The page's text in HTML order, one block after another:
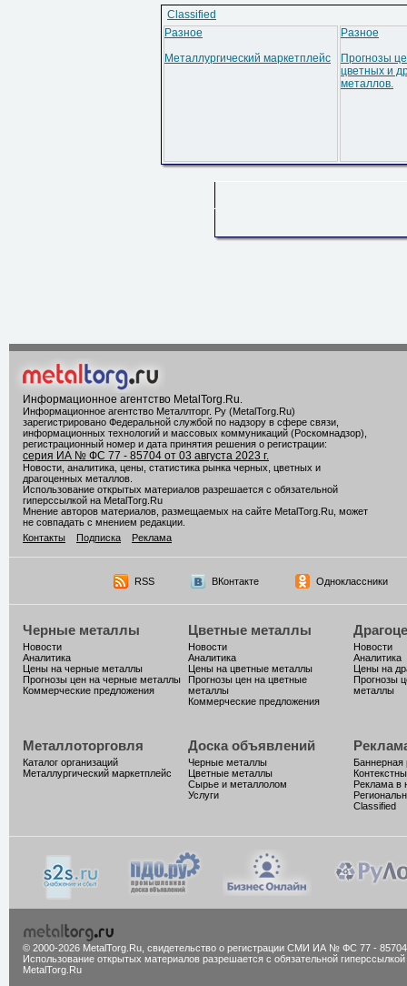
Classified
Разное
Металлургический маркетплейс
Разное
Прогнозы
цветных и
металлов.
Информационное агентство MetalTorg.Ru
Информационное агентство Металлторг. Ру (MetalTorg.Ru)
зарегистрировано Федеральной службой по надзору в сфере связи,
информационных технологий и массовых коммуникаций (Роскомнадзор),
регистрационный номер и дата принятия решения о регистрации:
серия ИА № ФС 77 - 85704 от 03 августа 2023 г.
Новости, аналитика, цены, статистика рынка черных, цветных и
драгоценных металлов.
Использование открытых материалов разрешается с обязательной
гиперссылкой на MetalTorg.Ru
Мнение авторов материалов, размещаемых на сайте MetalTorg.Ru, может
не совпадать с мнением редакции.
Контакты
Подписка Реклама
RSS ВКонтакте Одноклассники
Черные металлы
Новости
Аналитика
Цены на черные металлы
Прогнозы цен на черные металлы
Коммерческие предложения
Цветные металлы
Новости
Аналитика
Цены на цветные металлы
Прогнозы цен на цветные
металлы
Коммерческие предложения
Новости
Аналитика
Цены на
Прогнозы
металлы
Металлоторговля
Каталог организаций
Металлургический маркетплейс
Доска объявлений
Черные металлы
Цветные металлы
Сырье и металлолом
Услуги
Баннерная
Реклама в
Classified
© 2000-2026 MetalTorg.Ru, cвидетельство о регистрации СМИ ИА № ФС 77 - 85704
Использование открытых материалов разрешается с обязательной гиперссылкой
MetalTorg.Ru